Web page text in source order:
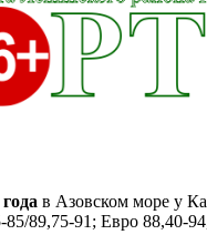
в Азовском море у
89,75-91; Евро 88,40-